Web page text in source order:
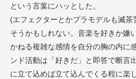
という言葉にハッとした。
(エフェクターとかプラモデルも滅茶
そうかもしれない。音楽を好きか嫌
かねる複雑な感情を自分の胸の内に
ンド活動は「好きだ」と即答で断言
に立て込めば立て込んでくる程に楽